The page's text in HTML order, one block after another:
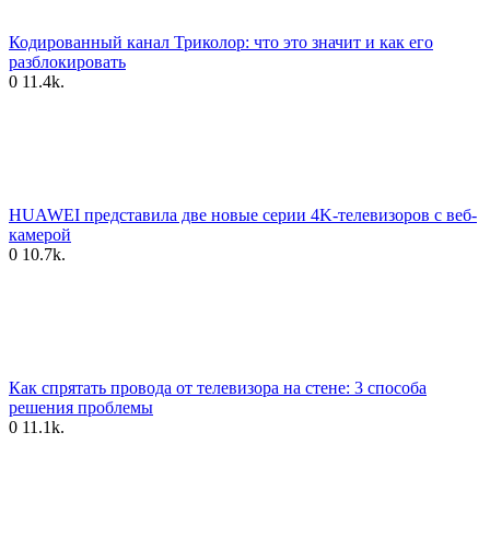
Кодированный канал Триколор: что это значит и как его
разблокировать
0 11.4k.
HUAWEI представила две новые серии 4K-телевизоров с веб-
камерой
0 10.7k.
Как спрятать провода от телевизора на стене: 3 способа
решения проблемы
0 11.1k.